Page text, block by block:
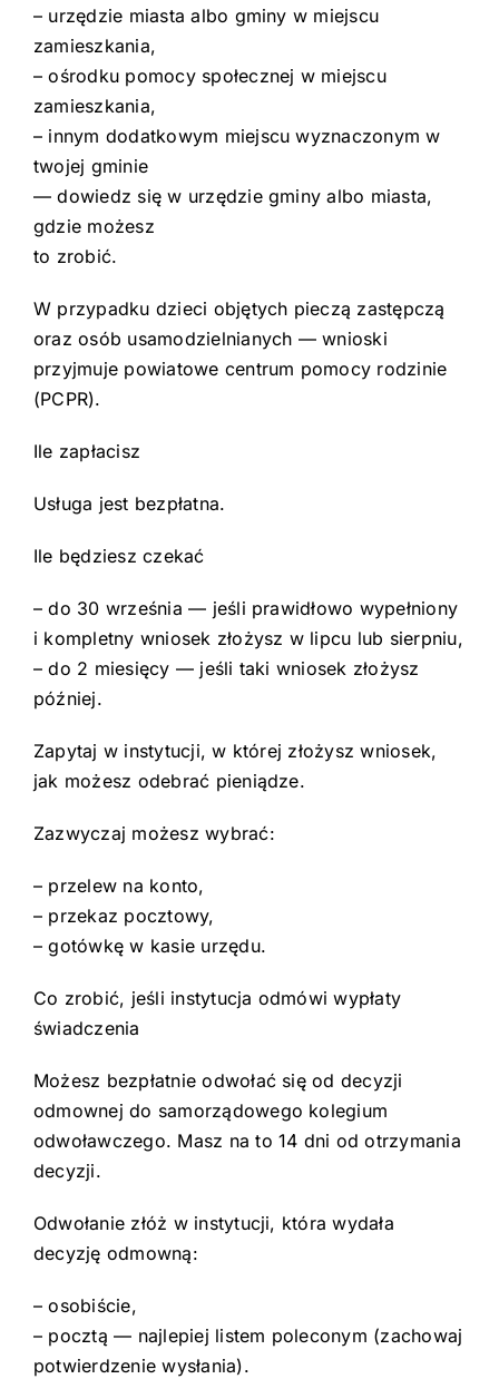
– urzędzie miasta albo gminy w miejscu
zamieszkania,
– ośrodku pomocy społecznej w miejscu
zamieszkania,
– innym dodatkowym miejscu wyznaczonym w
twojej gminie
— dowiedz się w urzędzie gminy albo miasta,
gdzie możesz
to zrobić.
W przypadku dzieci objętych pieczą zastępczą
oraz osób usamodzielnianych — wnioski
przyjmuje powiatowe centrum pomocy rodzinie
(PCPR).
Ile zapłacisz
Usługa jest bezpłatna.
Ile będziesz czekać
– do 30 września — jeśli prawidłowo wypełniony
i kompletny wniosek złożysz w lipcu lub sierpniu,
– do 2 miesięcy — jeśli taki wniosek złożysz
później.
Zapytaj w instytucji, w której złożysz wniosek,
jak możesz odebrać pieniądze.
Zazwyczaj możesz wybrać:
– przelew na konto,
– przekaz pocztowy,
– gotówkę w kasie urzędu.
Co zrobić, jeśli instytucja odmówi wypłaty
świadczenia
Możesz bezpłatnie odwołać się od decyzji
odmownej do samorządowego kolegium
odwoławczego. Masz na to 14 dni od otrzymania
decyzji.
Odwołanie złóż w instytucji, która wydała
decyzję odmowną:
– osobiście,
– pocztą — najlepiej listem poleconym (zachowaj
potwierdzenie wysłania).